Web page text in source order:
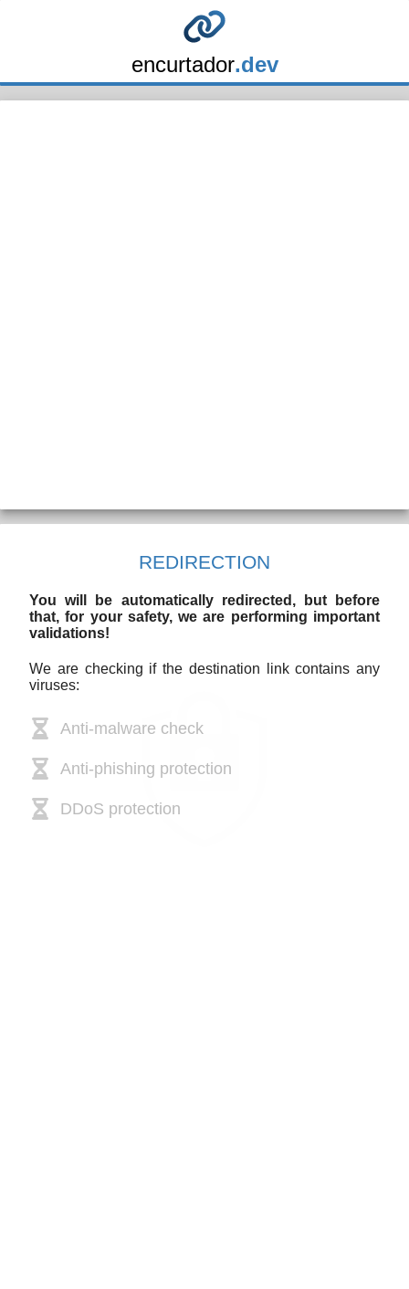
encurtador.dev
REDIRECTION
You will be automatically redirected, but before
that, for your safety, we are performing important
validations!
We are checking if the destination link contains any
viruses:
Anti-malware check
Anti-phishing protection
DDoS protection